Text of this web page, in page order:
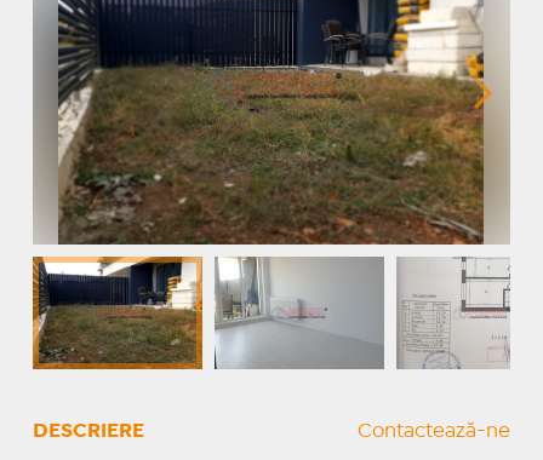
DESCRIERE Contactează-ne